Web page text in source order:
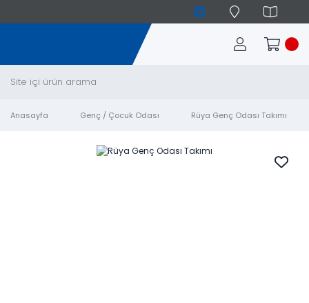
Anasayfa Genç / Çocuk Odası Rüya Genç Odası Takımı